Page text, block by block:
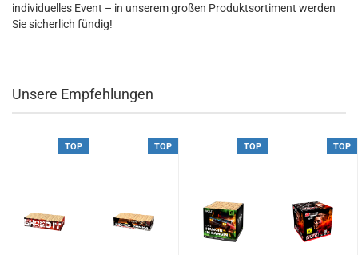
individuelles Event – in unserem großen Produktsortiment werden
Sie sicherlich fündig!
Unsere Empfehlungen
TOP TOP TOP TOP